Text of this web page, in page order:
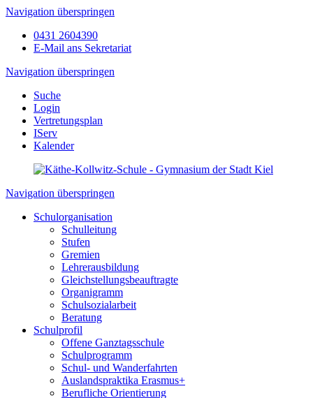
Navigation überspringen
0431 2604390
E-Mail ans Sekretariat
Navigation überspringen
Suche
Login
Vertretungsplan
IServ
Kalender
Navigation überspringen
Schulorganisation
Schulleitung
Stufen
Gremien
Lehrerausbildung
Gleichstellungsbeauftragte
Organigramm
Schulsozialarbeit
Beratung
Schulprofil
Offene Ganztagsschule
Schulprogramm
Schul- und Wanderfahrten
Auslandspraktika Erasmus+
Berufliche Orientierung